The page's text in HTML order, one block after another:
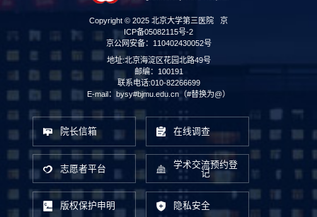
Copyright © 2025 北京大学第三医院 京
ICP备05082115号-2
京公网安备：110402430052号
地址:北京海淀区花园北路49号
邮编：100191
联系电话:010-82266699
E-mail：bysy#bjmu.edu.cn（#替换为@）
院长信箱 在线调查
志愿者平台
学术交流预约登
记
版权保护申明 隐私安全